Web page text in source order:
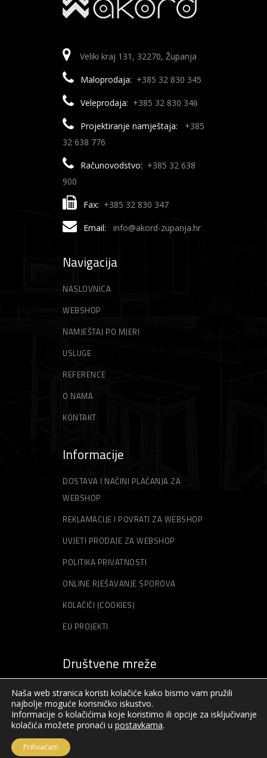
Veliki kraj 131, 32270, Županja
Maloprodaja: +385 32 830 345
Veleprodaja: +385 32 830 346
Projektiranje namještaja:
+385
32 638 776
Računovodstvo: +385 32 638
900
Fax: +385 32 830 347
Email: info@akord-zupanja.hr
Navigacija
NASLOVNICA
WEBSHOP
NAMJEŠTAJ PO MJERI
USLUGE
REFERENCE
O NAMA
KONTAKT
Informacije
DOSTAVA I NAČINI PLAĆANJA ZA
WEBSHOP
REKLAMACIJE I POVRATI ZA WEBSHOP
UVJETI PRODAJE ZA WEBSHOP
POLITIKA PRIVATNOSTI
ONLINE RJEŠAVANJE SPOROVA
KOLAČIĆI (COOKIES)
EU PROJEKTI
Društvene mreže
© Sva prava pridržana – Akord – 2019
Naša web stranica koristi kolačiće kako bismo vam pružili
najbolje moguće korisničko iskustvo.
Informacije o kolačićima koje koristimo ili opcije za isključivanje
kolačića možete pronaći u postavkama.
Prihvaćam